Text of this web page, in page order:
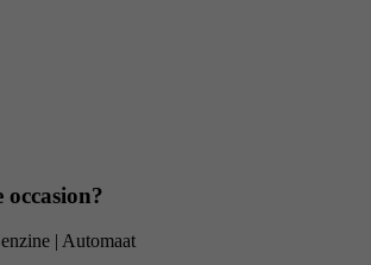
occasion?
| Automaat